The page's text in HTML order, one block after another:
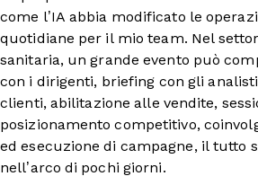
come l’IA abbia modificato le
quotidiane per il mio team. Nel
sanitaria, un grande evento può
con i dirigenti, briefing con gli
clienti, abilitazione alle vendite,
posizionamento competitivo,
ed esecuzione di campagne, il tutto
nell’arco di pochi giorni.